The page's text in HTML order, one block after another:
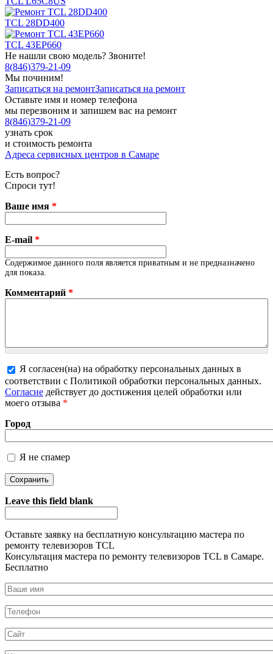
TCL 28DD400
TCL 43EP660
Не нашли свою модель? Звоните!
8(846)379-21-09
Мы починим!
Записаться на ремонтЗаписаться на ремонт
Оставьте имя и номер телефона
мы перезвоним и запишем вас на ремонт
8(846)379-21-09
узнать срок
и стоимость ремонта
Адреса сервисных центров в Самаре
Есть вопрос?
Спроси тут!
Ваше имя *
E-mail *
Содержимое данного поля является приватным и не предназначено
для показа.
Комментарий *
Более подробная информация о текстовых форматах
Я согласен(на) на обработку персональных данных в
соответствии с Политикой обработки персональных данных.
Согласие действует до достижения целей обработки или
моего отзыва *
Город
Я не спамер
Я спамер
Leave this field blank
Оставьте заявку на бесплатную консультацию мастера по
ремонту телевизоров TCL
Консультация мастера по ремонту телевизоров TCL в Самаре.
Бесплатно